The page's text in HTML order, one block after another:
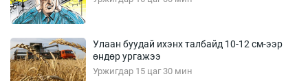
Улаан буудай ихэнх талбайд 10-12 см-ээр
өндөр ургажээ
Уржигдар 15 цаг 30 мин